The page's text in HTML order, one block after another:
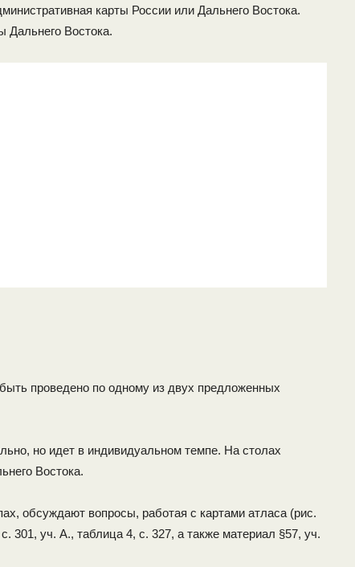
карты России или Дальнего Востока.
Дальнего Востока.
проведено по одному из двух предложенных
но идет в индивидуальном темпе. На столах
Востока.
обсуждают вопросы, работая с кар­тами атласа (рис.
301, уч. А., таблица 4, с. 327, а также материал §57, уч.